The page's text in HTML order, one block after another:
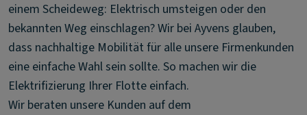
einem Scheideweg: Elektrisch umsteigen oder den
bekannten Weg einschlagen? Wir bei Ayvens glauben,
dass nachhaltige Mobilität für alle unsere Firmenkunden
eine einfache Wahl sein sollte. So machen wir die
Elektrifizierung Ihrer Flotte einfach.
Wir beraten unsere Kunden auf dem